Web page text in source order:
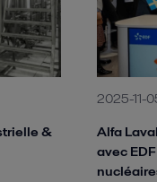
&
2025-11-
Alfa
avec